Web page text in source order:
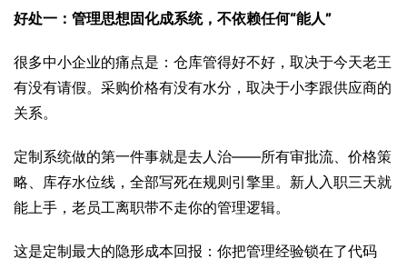
好处一：管理思想固化成系统，不依赖任何“能人”
很多中小企业的痛点是：仓库管得好不好，取决于今天老王
有没有请假。采购价格有没有水分，取决于小李跟供应商的
关系。
定制系统做的第一件事就是去人治——所有审批流、价格策
略、库存水位线，全部写死在规则引擎里。新人入职三天就
能上手，老员工离职带不走你的管理逻辑。
这是定制最大的隐形成本回报：你把管理经验锁在了代码